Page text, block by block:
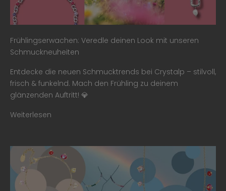
Frühlingserwachen: Veredle deinen Look mit unseren
Schmuckneuheiten
Entdecke die neuen Schmucktrends bei Crystalp – stilvoll,
frisch & funkelnd. Mach den Frühling zu deinem
glänzenden Auftritt! 💎
Weiterlesen